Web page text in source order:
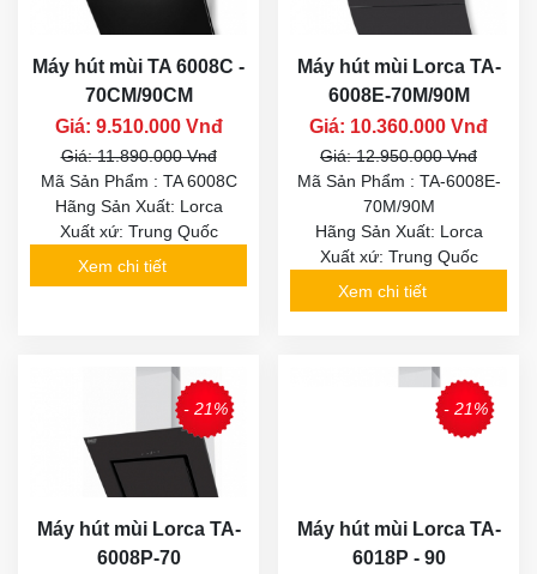
Máy hút mùi TA 6008C -
70CM/90CM
Giá: 9.510.000 Vnđ
Giá: 11.890.000 Vnđ
Mã Sản Phẩm : TA 6008C
Hãng Sản Xuất: Lorca
Xuất xứ: Trung Quốc
Xem chi tiết
Máy hút mùi Lorca TA-
6008E-70M/90M
Giá: 10.360.000 Vnđ
Giá: 12.950.000 Vnđ
Mã Sản Phẩm : TA-6008E-
70M/90M
Hãng Sản Xuất: Lorca
Xuất xứ: Trung Quốc
Xem chi tiết
- 21%
Máy hút mùi Lorca TA-
6008P-70
- 21%
Máy hút mùi Lorca TA-
6018P - 90